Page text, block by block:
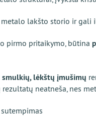
lakšto storio ir
pirmo pritaikymo, būtina
smulkių, lėkštų įmušimų
neatneša, nes